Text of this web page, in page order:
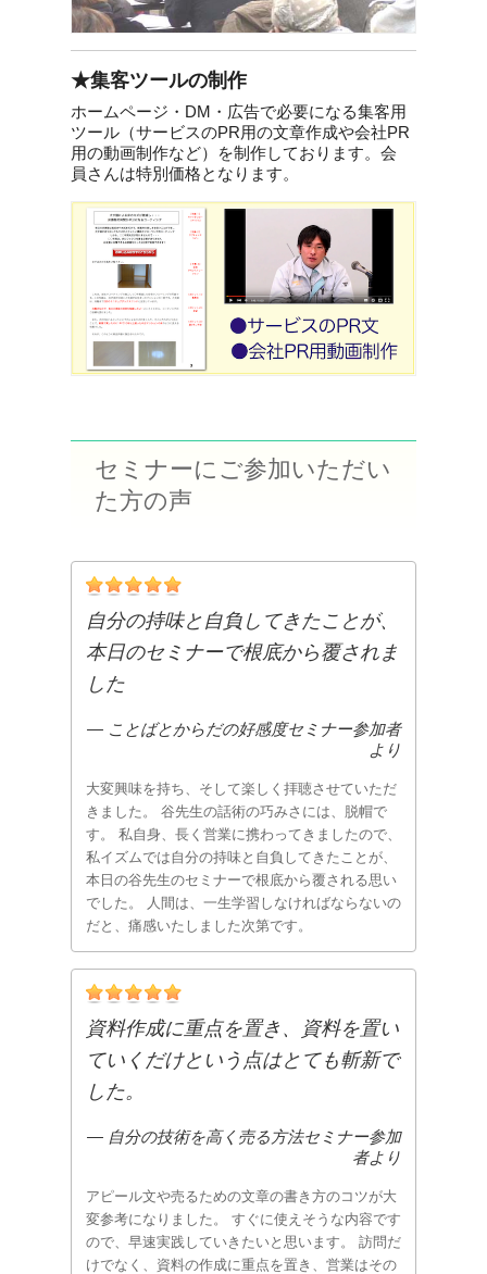
★集客ツールの制作
ホームページ・DM・広告で必要になる集客用
ツール（サービスのPR用の文章作成や会社PR
用の動画制作など）を制作しております。会
員さんは特別価格となります。
セミナーにご参加いただい
た方の声
自分の持味と自負してきたことが、
本日のセミナーで根底から覆されま
した
― ことばとからだの好感度セミナー参加者
より
大変興味を持ち、そして楽しく拝聴させていただ
きました。 谷先生の話術の巧みさには、脱帽で
す。 私自身、長く営業に携わってきましたので、
私イズムでは自分の持味と自負してきたことが、
本日の谷先生のセミナーで根底から覆される思い
でした。 人間は、一生学習しなければならないの
だと、痛感いたしました次第です。
資料作成に重点を置き、資料を置い
ていくだけという点はとても斬新で
した。
― 自分の技術を高く売る方法セミナー参加
者より
アピール文や売るための文章の書き方のコツが大
変参考になりました。 すぐに使えそうな内容です
ので、早速実践していきたいと思います。 訪問だ
けでなく、資料の作成に重点を置き、営業はその